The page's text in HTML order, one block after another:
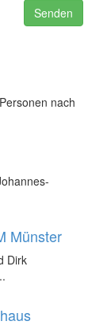
nach
Münster
Dirk